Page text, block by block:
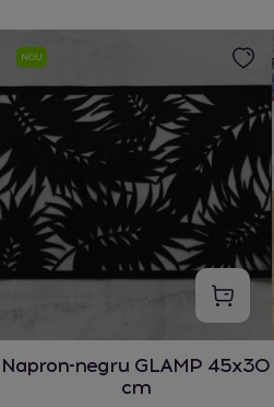
NOU
Napron-negru GLAMP 45x30
cm